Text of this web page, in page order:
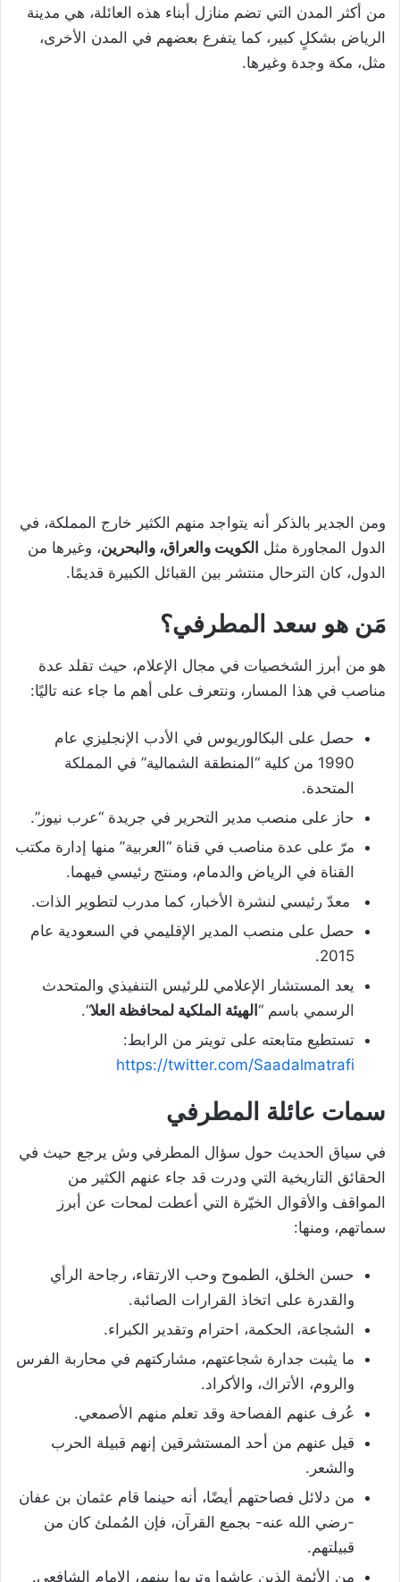
من أكثر المدن التي تضم منازل أبناء هذه العائلة، هي مدينة
الرياض بشكلٍ كبير، كما يتفرع بعضهم في المدن الأخرى،
مثل، مكة وجدة وغيرها.
ومن الجدير بالذكر أنه يتواجد منهم الكثير خارج المملكة، في
الدول المجاورة مثل الكويت والعراق، والبحرين، وغيرها من
الدول، كان الترحال منتشر بين القبائل الكبيرة قديمًا.
مَن هو سعد المطرفي؟
هو من أبرز الشخصيات في مجال الإعلام، حيث تقلد عدة
مناصب في هذا المسار، ونتعرف على أهم ما جاء عنه تاليًا:
حصل على البكالوريوس في الأدب الإنجليزي عام
1990 من كلية “المنطقة الشمالية” في المملكة
المتحدة.
حاز على منصب مدير التحرير في جريدة “عرب نيوز”.
مرّ على عدة مناصب في قناة “العربية” منها إدارة مكتب
القناة في الرياض والدمام، ومنتج رئيسي فيهما.
معدّ رئيسي لنشرة الأخبار، كما مدرب لتطوير الذات.
حصل على منصب المدير الإقليمي في السعودية عام
2015.
يعد المستشار الإعلامي للرئيس التنفيذي والمتحدث
الرسمي باسم “الهيئة الملكية لمحافظة العلا“.
تستطيع متابعته على تويتر من الرابط:
https://twitter.com/Saadalmatrafi
سمات عائلة المطرفي
في سياق الحديث حول سؤال المطرفي وش يرجع حيث في
الحقائق التاريخية التي ودرت قد جاء عنهم الكثير من
المواقف والأقوال الخيّرة التي أعطت لمحات عن أبرز
سماتهم، ومنها:
حسن الخلق، الطموح وحب الارتقاء، رجاحة الرأي
والقدرة على اتخاذ القرارات الصائبة.
الشجاعة، الحكمة، احترام وتقدير الكبراء.
ما يثبت جدارة شجاعتهم، مشاركتهم في محاربة الفرس
والروم، الأتراك، والأكراد.
عُرف عنهم الفصاحة وقد تعلم منهم الأصمعي.
قيل عنهم من أحد المستشرقين إنهم قبيلة الحرب
والشعر.
من دلائل فصاحتهم أيضًا، أنه حينما قام عثمان بن عفان
-رضي الله عنه- بجمع القرآن، فإن المُملئ كان من
قبيلتهم.
من الأئمة الذين عاشوا وتربوا بينهم، الإمام الشافعي.